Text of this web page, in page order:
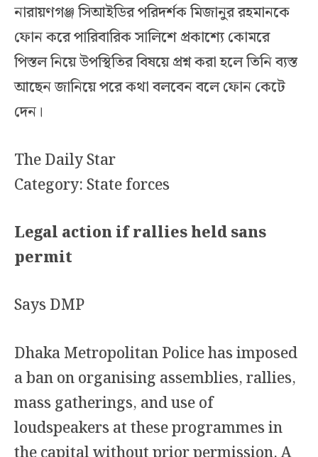
নারায়ণগঞ্জ সিআইডির পরিদর্শক মিজানুর রহমানকে
ফোন করে পারিবারিক সালিশে প্রকাশ্যে কোমরে
পিস্তল নিয়ে উপস্থিতির বিষয়ে প্রশ্ন করা হলে তিনি ব্যস্ত
আছেন জানিয়ে পরে কথা বলবেন বলে ফোন কেটে
দেন।
The Daily Star
Category: State forces
Legal action if rallies held sans
permit
Says DMP
Dhaka Metropolitan Police has imposed
a ban on organising assemblies, rallies,
mass gatherings, and use of
loudspeakers at these programmes in